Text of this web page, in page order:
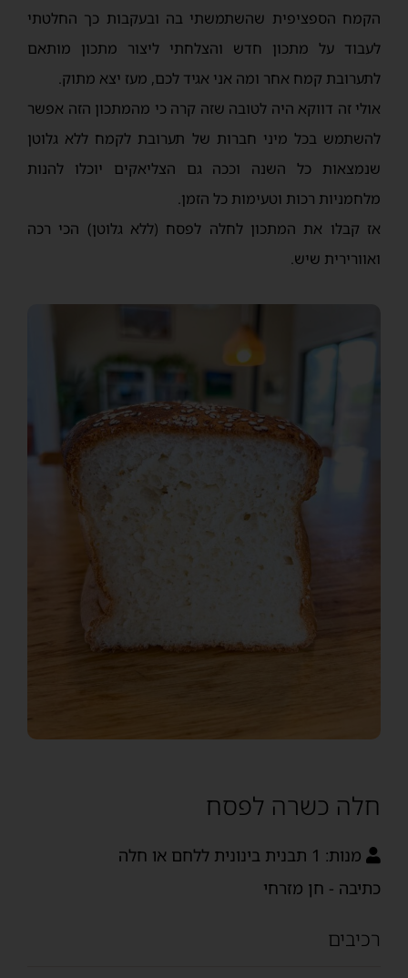
הקמח הספציפית שהשתמשתי בה ובעקבות כך החלטתי
לעבוד על מתכון חדש והצלחתי ליצור מתכון מותאם
לתערובת קמח אחר ומה אני אגיד לכם, מעז יצא מתוק.
אולי זה דווקא היה לטובה שזה קרה כי מהמתכון הזה אפשר
להשתמש בכל מיני חברות של תערובת לקמח ללא גלוטן
שנמצאות כל השנה וככה גם הצליאקים יוכלו להנות
מלחמניות רכות וטעימות כל הזמן.
אז קבלו את המתכון לחלה לפסח (ללא גלוטן) הכי רכה
ואוורירית שיש.
חלה כשרה לפסח
מנות: 1 תבנית בינונית ללחם או חלה
כתיבה - חן מזרחי
רכיבים